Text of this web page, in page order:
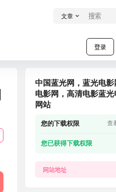
文章
登录
中国蓝光网，蓝光电影
电影网，高清电影蓝
网站
您的下载权限 查
您已获得下载权限
网站地址